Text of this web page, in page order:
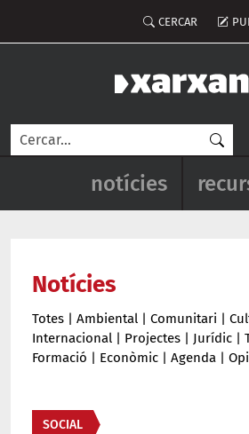
Menú del
CERCAR
Cerca
Navegació
notícies
Notícies
Totes | Ambiental | Comunitari |
Internacional | Projectes | Jurídic |
Formació | Econòmic | Agenda |
Àmbit de la notícia
SOCIAL